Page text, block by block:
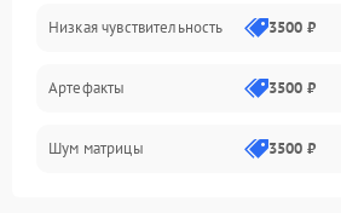
Измерения
Матрица
Проблемы питания
Низкая чувствительность 3500 ₽
Артефакты 3500 ₽
Шум матрицы 3500 ₽